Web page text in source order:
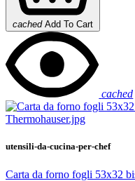
cached Add To Cart
cached
utensili-da-cucina-per-chef
Carta da forno fogli 53x32